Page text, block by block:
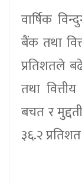
वार्षिक
बैंक तथा
प्रतिशतले
तथा
बचत र
३६.२